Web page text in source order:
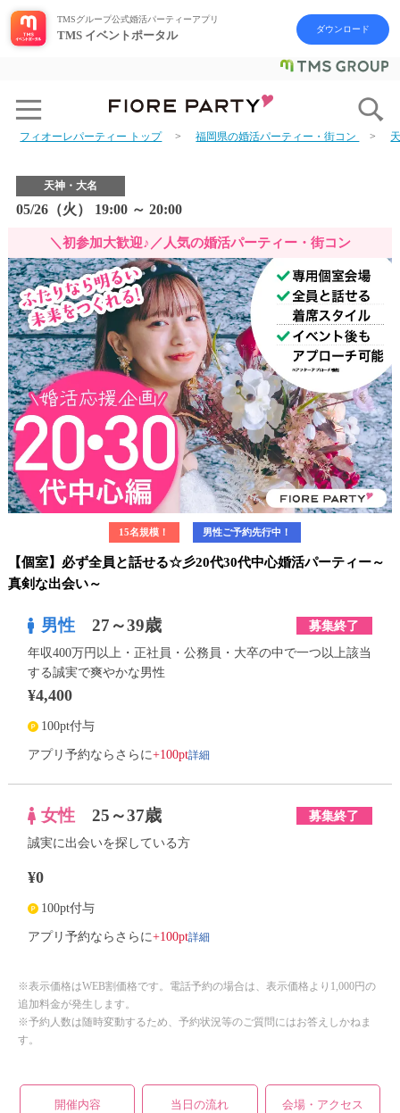
TMSグループ公式婚活パーティーアプリ
TMS イベントポータル ダウンロード
フィオーレパーティー トップ 福岡県の婚活パーティー・街コン
天神・大名
05/26（火） 19:00 ～ 20:00
＼初参加大歓迎♪／人気の婚活パーティー・街コン
15名規模！ 男性ご予約先行中！
【個室】必ず全員と話せる☆彡20代30代中心婚活パーティー～
真剣な出会い～
男性 27～39歳 募集終了
年収400万円以上・正社員・公務員・大卒の中で一つ以上該当
する誠実で爽やかな男性
¥4,400
100pt付与
アプリ予約ならさらに+100pt詳細
女性 25～37歳 募集終了
誠実に出会いを探している方
¥0
100pt付与
アプリ予約ならさらに+100pt詳細
※表示価格はWEB割価格です。電話予約の場合は、表示価格より1,000円の
追加料金が発生します。
※予約人数は随時変動するため、予約状況等のご質問にはお答えしかねま
す。
開催内容 当日の流れ 会場・アクセス